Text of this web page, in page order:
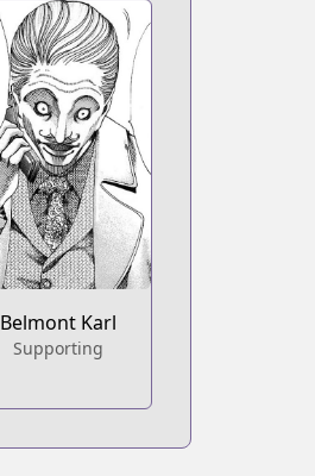
Belmont Karl
Supporting